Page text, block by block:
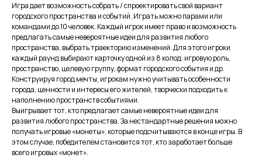
Игра дает возможность собрать / спроектировать свой вариант
городского пространства и событий. Играть можно парами или
командами до 10 человек. Каждый игрок имеет право и возможность
предлагать самые невероятные идеи для развития любого
пространства, выбрать траекторию изменений. Для этого игроки
каждый раунд выбирают карточку одной из 8 колод: игровую роль,
пространство, целевую группу, формат городского события и др.
Конструируя город мечты, игрокам нужно учитывать особенности
города, ценности и интересы его жителей, творчески подходить к
наполнению пространств событиями.
Выигрывает тот, кто предлагает самые невероятные идеи для
развития любого пространства. За нестандартные решения можно
получать игровые «монеты», которые подсчитываются в конце игры. В
этом случае, победителем становится тот, кто заработает больше
всего игровых «монет».